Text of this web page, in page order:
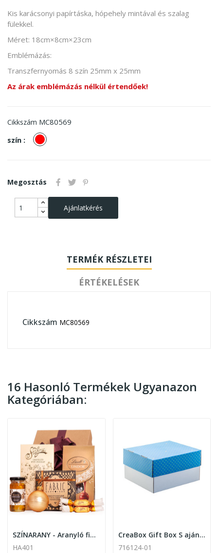
Kis karácsonyi papírtáska, hópehely mintával és szalag
fülekkel.
Méret: 18cm×8cm×23cm
Emblémázás:
Transzfernyomás 8 szín 25mm x 25mm
Az árak emblémázás nélkül értendőek!
Cikkszám MC80569
szín :
piros
Megosztás
Ajánlatkérés
TERMÉK RÉSZLETEI
ÉRTÉKELÉSEK
Cikkszám MC80569
16 Hasonló Termékek Ugyanazon
Kategóriában:
SZÍNARANY - Aranyló finomságok
HA401
CreaBox Gift Box S ajándékdoboz , fehér
716124-01